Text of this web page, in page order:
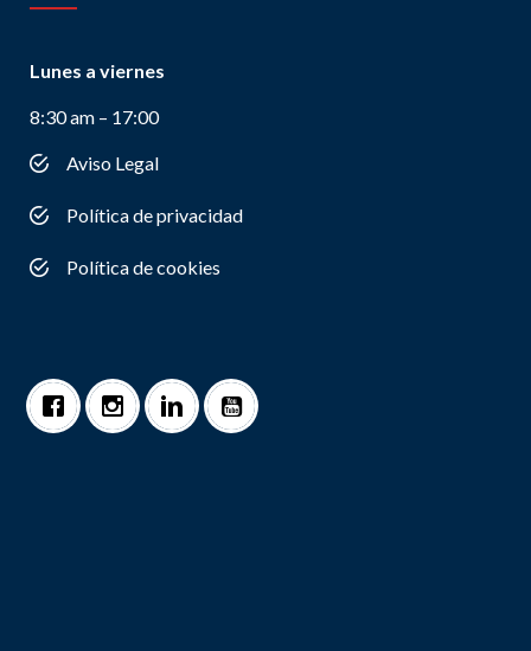
Lunes a viernes
8:30 am – 17:00
Aviso Legal
Política de privacidad
Política de cookies